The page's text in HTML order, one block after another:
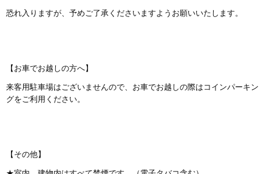
恐れ入りますが、予めご了承くださいますようお願いいたします。
【お車でお越しの方へ】
来客用駐車場はございませんので、お車でお越しの際はコインパーキン
グをご利用ください。
【その他】